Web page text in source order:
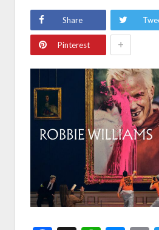
Share
Pinterest +